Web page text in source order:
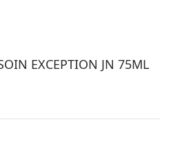
EXCEPTION JN 75ML